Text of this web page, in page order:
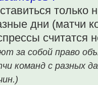
только
дни (матчи
считатся
за собой право
команд с разных